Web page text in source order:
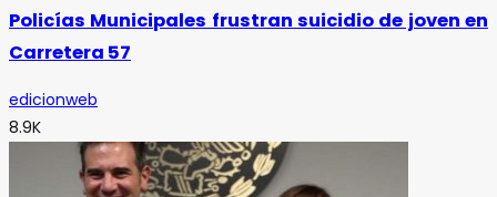
Policías Municipales frustran suicidio de joven en
Carretera 57
edicionweb
8.9K